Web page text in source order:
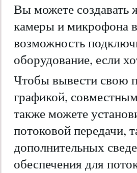
Вы можете создавать
камеры и микрофона
возможность
оборудование, если
Чтобы вывести свою
графикой,
также можете
потоковой передачи,
дополнительных
обеспечения для